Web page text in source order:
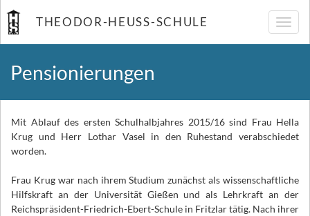
THEODOR-HEUSS-SCHULE
Pensionierungen
Mit Ablauf des ersten Schulhalbjahres 2015/16 sind Frau Hella
Krug und Herr Lothar Vasel in den Ruhestand verabschiedet
worden.
Frau Krug war nach ihrem Studium zunächst als wissenschaftliche
Hilfskraft an der Universität Gießen und als Lehrkraft an der
Reichspräsident-Friedrich-Ebert-Schule in Fritzlar tätig. Nach ihrer